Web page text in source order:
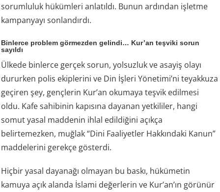
sorumluluk hükümleri anlatıldı. Bunun ardından işletme
kampanyayı sonlandırdı.
Binlerce problem görmezden gelindi… Kur’an teşviki sorun
sayıldı
Ülkede binlerce gerçek sorun, yolsuzluk ve asayiş olayı
dururken polis ekiplerini ve Din İşleri Yönetimi’ni teyakkuza
geçiren şey, gençlerin Kur’an okumaya teşvik edilmesi
oldu. Kafe sahibinin kapısına dayanan yetkililer, hangi
somut yasal maddenin ihlal edildiğini açıkça
belirtemezken, muğlak “Dini Faaliyetler Hakkındaki Kanun”
maddelerini gerekçe gösterdi.
Hiçbir yasal dayanağı olmayan bu baskı, hükümetin
kamuya açık alanda İslami değerlerin ve Kur’an’ın görünür